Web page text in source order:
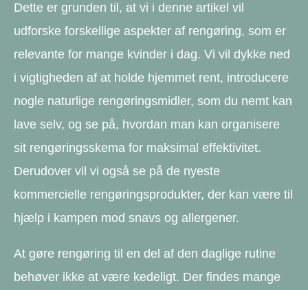
Dette er grunden til, at vi i denne artikel vil
udforske forskellige aspekter af rengøring, som er
relevante for mange kvinder i dag. Vi vil dykke ned
i vigtigheden af at holde hjemmet rent, introducere
nogle naturlige rengøringsmidler, som du nemt kan
lave selv, og se på, hvordan man kan organisere
sit rengøringsskema for maksimal effektivitet.
Derudover vil vi også se på de nyeste
kommercielle rengøringsprodukter, der kan være til
hjælp i kampen mod snavs og allergener.
At gøre rengøring til en del af den daglige rutine
behøver ikke at være kedeligt. Der findes mange